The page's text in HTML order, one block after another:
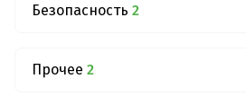
Безопасность 2
Прочее 2